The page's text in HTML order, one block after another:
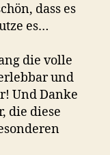
dass es
es…
die volle
und
Und Danke
die diese